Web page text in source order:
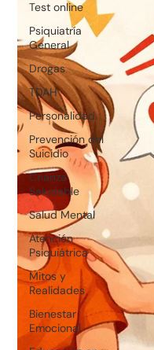
Test online
Psiquiatría
General
Drogas
TDAH
Personalidad
Prevención del
Suicidio
Crianza
Saludable
Salud Mental
Atención
Psiquiátrica
Mitos y
Realidades
Bienestar
Emocional